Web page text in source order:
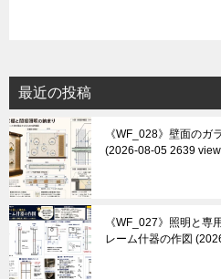
最近の投稿
《WF_028》壁面のガ
2026-08-05 2639 view
《WF_027》照明と専
レーム什器の作図